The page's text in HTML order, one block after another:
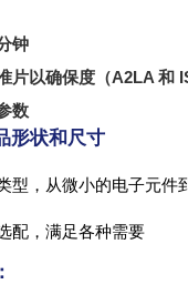
钟
片以确保度（A2LA 和
数
形状和尺寸
型，从微小的电子元件
配，满足各种需要